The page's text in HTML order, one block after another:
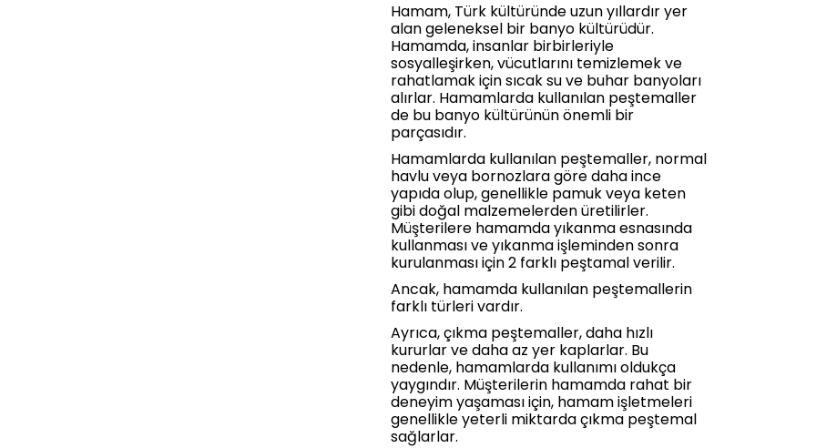
Hamam, Türk kültüründe uzun yıllardır yer
alan geleneksel bir banyo kültürüdür.
Hamamda, insanlar birbirleriyle
sosyalleşirken, vücutlarını temizlemek ve
rahatlamak için sıcak su ve buhar banyoları
alırlar. Hamamlarda kullanılan peştemaller
de bu banyo kültürünün önemli bir
parçasıdır.
Hamamlarda kullanılan peştemaller, normal
havlu veya bornozlara göre daha ince
yapıda olup, genellikle pamuk veya keten
gibi doğal malzemelerden üretilirler.
Müşterilere hamamda yıkanma esnasında
kullanması ve yıkanma işleminden sonra
kurulanması için 2 farklı peştamal verilir.
Ancak, hamamda kullanılan peştemallerin
farklı türleri vardır.
Ayrıca, çıkma peştemaller, daha hızlı
kururlar ve daha az yer kaplarlar. Bu
nedenle, hamamlarda kullanımı oldukça
yaygındır. Müşterilerin hamamda rahat bir
deneyim yaşaması için, hamam işletmeleri
genellikle yeterli miktarda çıkma peştemal
sağlarlar.